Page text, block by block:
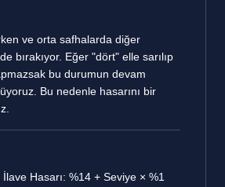
ve orta safhalarda diğer
bırakıyor. Eğer "dört" elle sarılıp
bu durumun devam
Bu nedenle hasarını bir
Hasarı: %14 + Seviye × %1